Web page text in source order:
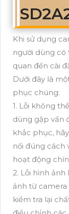
Khi sử dụng
người dùng có
quan đến cài
Dưới đây là
phục chúng:
1. Lỗi không
dùng gặp vấn
khắc phục,
nối đúng cách
hoạt động
2. Lỗi hình
ảnh từ
kiểm tra lại